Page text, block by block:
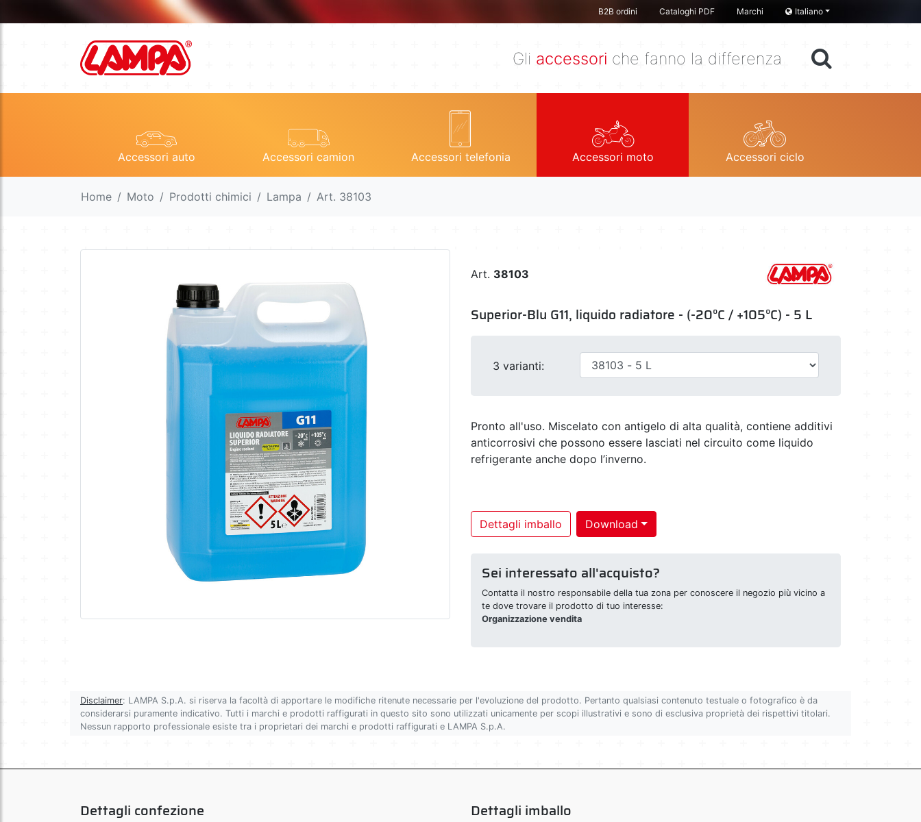
B2B ordini Cataloghi PDF Marchi Italiano
Gli accessori che fanno la differenza
Accessori auto Accessori camion Accessori telefonia Accessori moto Accessori ciclo
Home Moto Prodotti chimici Lampa Art. 38103
Art. 38103
Superior-Blu G11, liquido radiatore - (-20°C / +105°C) - 5 L
3 varianti:
Pronto all'uso. Miscelato con antigelo di alta qualità, contiene additivi
anticorrosivi che possono essere lasciati nel circuito come liquido
refrigerante anche dopo l’inverno.
Dettagli imballo Download
Sei interessato all'acquisto?
Contatta il nostro responsabile della tua zona per conoscere il negozio più vicino a
te dove trovare il prodotto di tuo interesse:
Organizzazione vendita
Disclaimer: LAMPA S.p.A. si riserva la facoltà di apportare le modifiche ritenute necessarie per l'evoluzione del prodotto. Pertanto qualsiasi contenuto testuale o fotografico è da
considerarsi puramente indicativo. Tutti i marchi e prodotti raffigurati in questo sito sono utilizzati unicamente per scopi illustrativi e sono di esclusiva proprietà dei rispettivi titolari.
Nessun rapporto professionale esiste tra i proprietari dei marchi e prodotti raffigurati e LAMPA S.p.A.
Dettagli confezione Dettagli imballo